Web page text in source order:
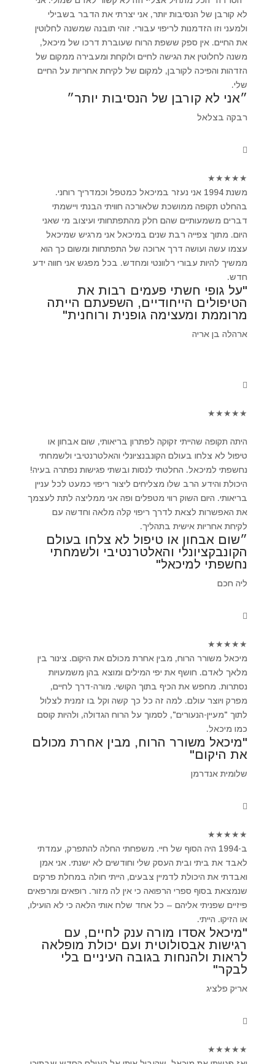
לא קורבן של הנסיבות יותר, אני יצרתי את הדבר בשבילי
ולמעני וזו הזדמנות לריפוי עבורי. זוהי תובנה שמשנה לחלוטין
את החיים. אין ספק ששפת הרוח שעוברת דרכו של מיכאל,
משנה לחלוטין את הגישה לחיים ולוקחת ומעבירה ממקום של
הזדהות והפיכה לקורבן, למקום של לקיחת אחריות על החיים
שלי.
״אני לא קורבן של הנסיבות יותר״
רבקה בצלאל
★
★
★
★
★
משנת 1994 אני נעזר במיכאל כמטפל וכמדריך רוחני.
בהחלט תקופה ממושכת שלאורכה חוויתי הבנתי ויישמתי
דברים משמעותיים שהם חלק מהתפתחותי ועיצוב מי שאני
היום. מתוך צפייה רבת שנים במיכאל אני מרגיש שמיכאל
עצמו עשה ועושה דרך ארוכה של התפתחות ומשום כך הוא
ממשיך להיות עבורי רלוונטי ומחדש. בכל מפגש אני חווה ידע
חדש.
"על גופי חשתי פעמים רבות את
הטיפולים הייחודיים, השפעתם הייתה
מרוממת ומעצימה גופנית ורוחנית"
ארהלה בן אריה
★
★
★
★
★
היתה תקופה שהייתי זקוקה לפתרון בריאותי, שום אבחון או
טיפול לא צלחו בעולם הקונבנציונלי והאלטרנטיבי ולשמחתי
נחשפתי למיכאל. החלטתי לנסות ובשתי פגישות נפתרה בעיה!
היכולת והידע הרב שלו מצליחים ליצור ריפוי כמעט לכל עניין
בריאותי. היום השוק רווי מטפלים ופה אני ממליצה לתת לעצמך
את האפשרות לצאת לדרך ריפוי קלה מלאה וחדשה עם
לקיחת אחריות אישית בתהליך.
״שום אבחון או טיפול לא צלחו בעולם
הקונבקציונלי והאלטרנטיבי ולשמחתי
נחשפתי למיכאל"
ליה חכם
★
★
★
★
★
מיכאל משורר הרוח, מבין אחרת מכולם את היקום. צינור בין
מלאך לאדם. חושף את יפי המילים ומוצא בהן משמעויות
נסתרות. מחפש את הכיף בתוך הקושי. מורה-דרך לחיים,
מפרק ויוצר עולם. למה זה כל כך קשה וקל בו זמנית לצלול
לתוך "מעיין-הנעורים", לסמוך על הרוח הגדולה, ולהיות קוסם
כמו מיכאל.
"מיכאל משורר הרוח, מבין אחרת מכולם
את היקום"
שלומית אנדרמן
★
★
★
★
★
ב-1994 היה הסוף של חיי. משפחתי החלה להתפרק, עמדתי
לאבד את ביתי ובית העסק שלי וחודשים לא ישנתי. אני אמן
ואבדתי את היכולת לדמיין צבעים, הייתי חולה במחלת פרקים
שנמצאת בסוף ספרי הרפואה כי אין לה מזור. רופאים ומרפאים
פיזיים שפניתי אליהם – כל אחד שלח אותי הלאה כי לא הועילו,
או הזיקו. הייתי.
"מיכאל אסדו מורה ענק לחיים, עם
רגישות אבסולוטית ועם יכולת מופלאה
לראות ולהנחות בגובה העיניים בלי
לבקר"
אריק פלציג
★
★
★
★
★